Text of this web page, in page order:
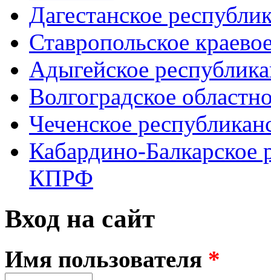
Дагестанское
Ставропольское
Адыгейское
Волгоградское
Чеченское
Кабардино-Балкарское
КПРФ
Вход на сайт
Имя пользователя *